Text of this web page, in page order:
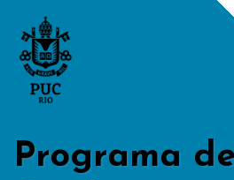
content
Programa